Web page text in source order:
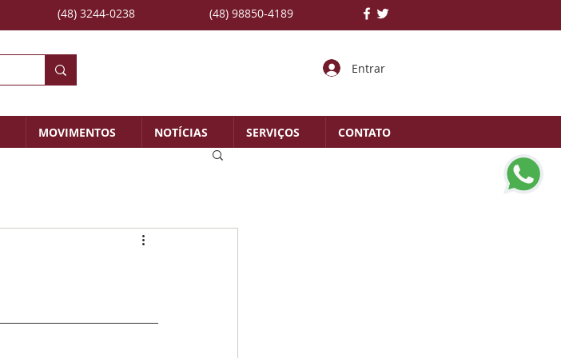
(48) 3244-0238 (48) 98850-4189
Entrar
MOVIMENTOS NOTÍCIAS SERVIÇOS CONTATO